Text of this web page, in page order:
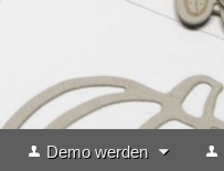
Demo werden